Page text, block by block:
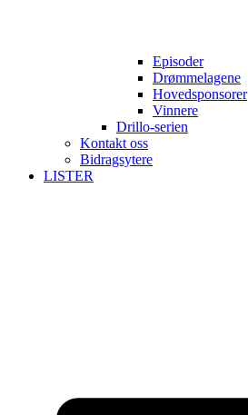
Episoder
Drømmelagene
Hovedsponsorer
Vinnere
Drillo-serien
Kontakt oss
Bidragsytere
LISTER